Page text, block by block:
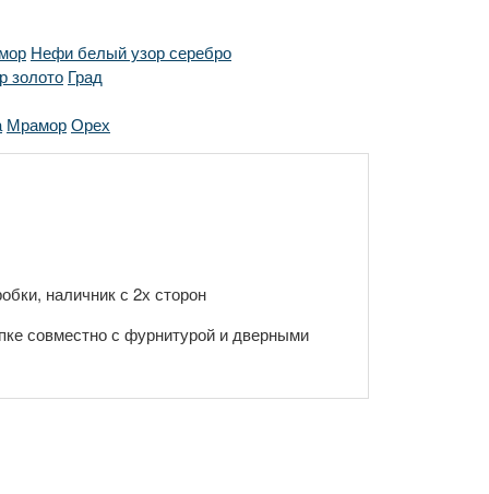
Нефи белый узор серебро
золото Град
МраморОрех
наличник с 2х сторон
совместно с фурнитурой и дверными